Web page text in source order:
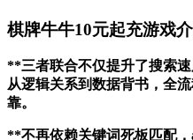
棋牌牛牛10元起充游戏
**三者联合不仅提升了搜索
从逻辑关系到数据背书，全
靠。
**不再依赖关键词死板匹配